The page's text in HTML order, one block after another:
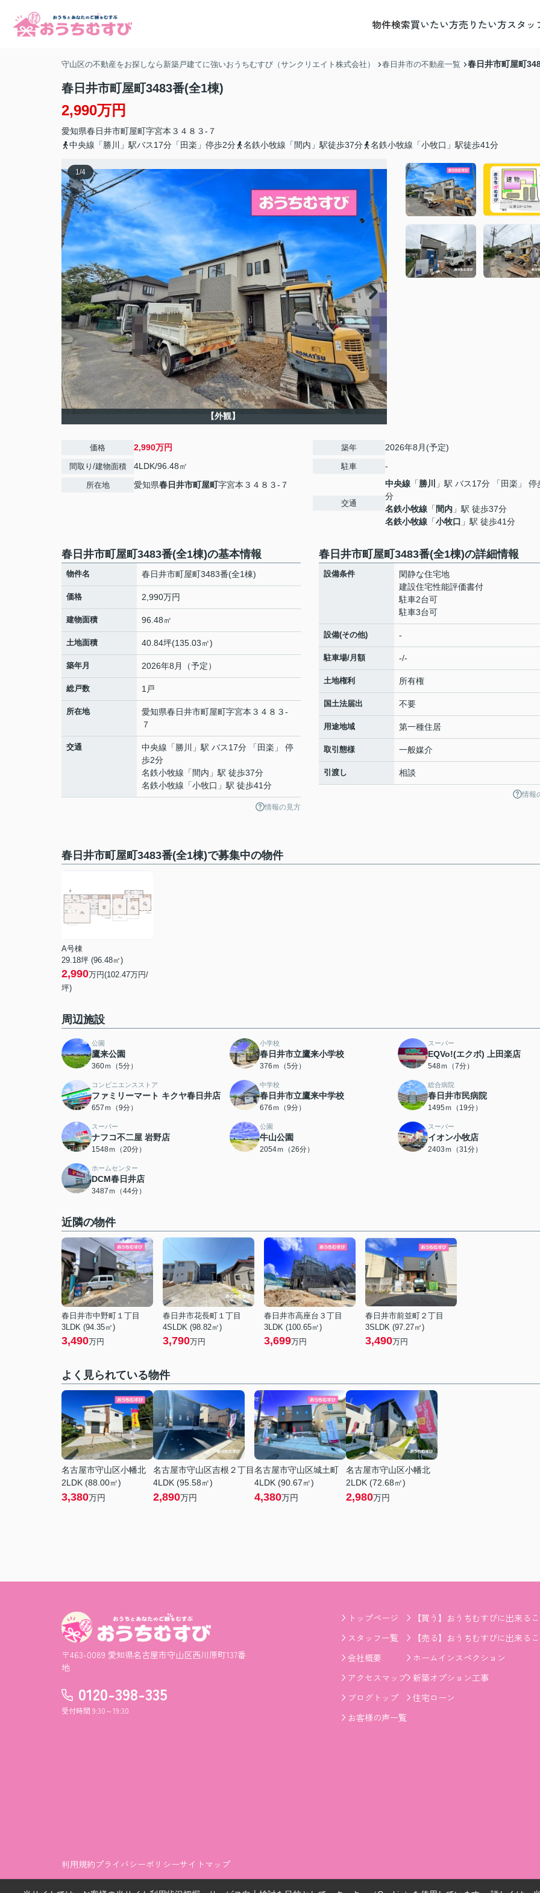
物件検索買いたい方売りたい方スタッ
守山区の不動産をお探しなら新築戸建てに強いおうちむすび（サンクリエイト株式会社） 春日井市の不動産一覧 春日井市町屋町
春日井市町屋町3483番(全1棟)
2,990万円
愛知県春日井市町屋町字宮本３４８３-７
中央線「勝川」駅バス17分「田楽」停歩2分
名鉄小牧線「間内」駅徒歩37分 名鉄小牧線「小牧口」駅徒歩41分
1/4
【外観】
価格 2,990万円
間取り/建物面積 4LDK/96.48㎡
所在地 愛知県春日井市町屋町字宮本３４８３-７
築年 2026年8月(予定)
駐車 -
交通
中央線 「勝川
」駅 バス17分 「田楽」 停
分
名鉄小牧線 「 間内 」駅 徒歩37分
名鉄小牧線 「小牧口 」駅 徒歩41分
春日井市町屋町3483番(全1棟)の基本情報
物件名 春日井市町屋町3483番(全1棟)
価格 2,990万円
建物面積 96.48㎡
土地面積 40.84坪(135.03㎡)
築年月 2026年8月（予定）
総戸数 1戸
所在地 愛知県春日井市町屋町字宮本３４８３-
７
交通 中央線 「 勝川
」駅 バス17分 「田楽」 停
歩2分
名鉄小牧線 「 間内 」駅 徒歩37分
名鉄小牧線 「小牧口 」駅 徒歩41分
情報の見方
春日井市町屋町3483番(全1棟)の詳細情報
設備条件
閑静な住宅地
建設住宅性能評価書付
駐車2台可
駐車3台可
設備(その他) -
駐車場/月額 -/-
土地権利 所有権
国土法届出 不要
用途地域 第一種住居
取引態様 一般媒介
引渡し 相談
情報
春日井市町屋町3483番(全1棟)で募集中の物件
A号棟
29.18坪 (96.48㎡)
2,990万円(102.47万円/
坪)
周辺施設
公園
鷹来公園
360ｍ（5分）
小学校
春日井市立鷹来小学校
376ｍ（5分）
スーパー
EQVo!(エクボ) 上田楽店
548ｍ（7分）
コンビニエンスストア
ファミリーマート キクヤ春日井店
657ｍ（9分）
中学校
春日井市立鷹来中学校
676ｍ（9分）
総合病院
春日井市民病院
1495ｍ（19分）
スーパー
ナフコ不二屋 岩野店
1548ｍ（20分）
公園
牛山公園
2054ｍ（26分）
スーパー
イオン小牧店
2403ｍ（31分）
ホームセンター
DCM春日井店
3487ｍ（44分）
近隣の物件
春日井市中野町１丁目
3LDK (94.35㎡)
3,490万円
春日井市花長町１丁目
4SLDK (98.82㎡)
3,790万円
春日井市高座台３丁目
3LDK (100.65㎡)
3,699万円
春日井市前並町２丁目
3SLDK (97.27㎡)
3,490万円
よく見られている物件
名古屋市守山区小幡北
2LDK (88.00㎡)
3,380万円
名古屋市守山区吉根２丁目
4LDK (95.58㎡)
2,890万円
名古屋市守山区城土町
4LDK (90.67㎡)
4,380万円
名古屋市守山区小幡北
2LDK (72.68㎡)
2,980万円
〒463-0089 愛知県名古屋市守山区西川原町137番
地
0120-398-335
受付時間 9:30～19:30
トップページ
スタッフ一覧
会社概要
アクセスマップ
ブログトップ
お客様の声一覧
【買う】おうちむすびに出来る
【売る】おうちむすびに出来る
ホームインスペクション
新築オプション工事
住宅ローン
利用規約プライバシーポリシーサイトマップ